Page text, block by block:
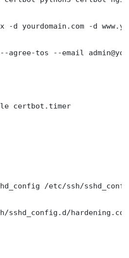
d yourdomain.com -d
tos --email
certbot.timer
/etc/ssh/
sshd_config.d/